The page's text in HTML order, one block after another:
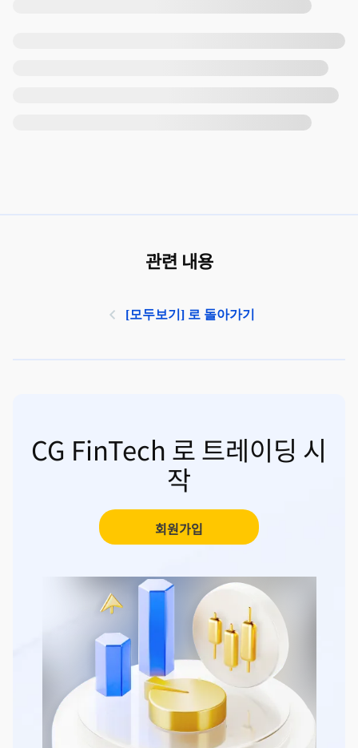
관련 내용
[모두보기] 로 돌아가기
CG FinTech 로 트레이딩 시
작
회원가입